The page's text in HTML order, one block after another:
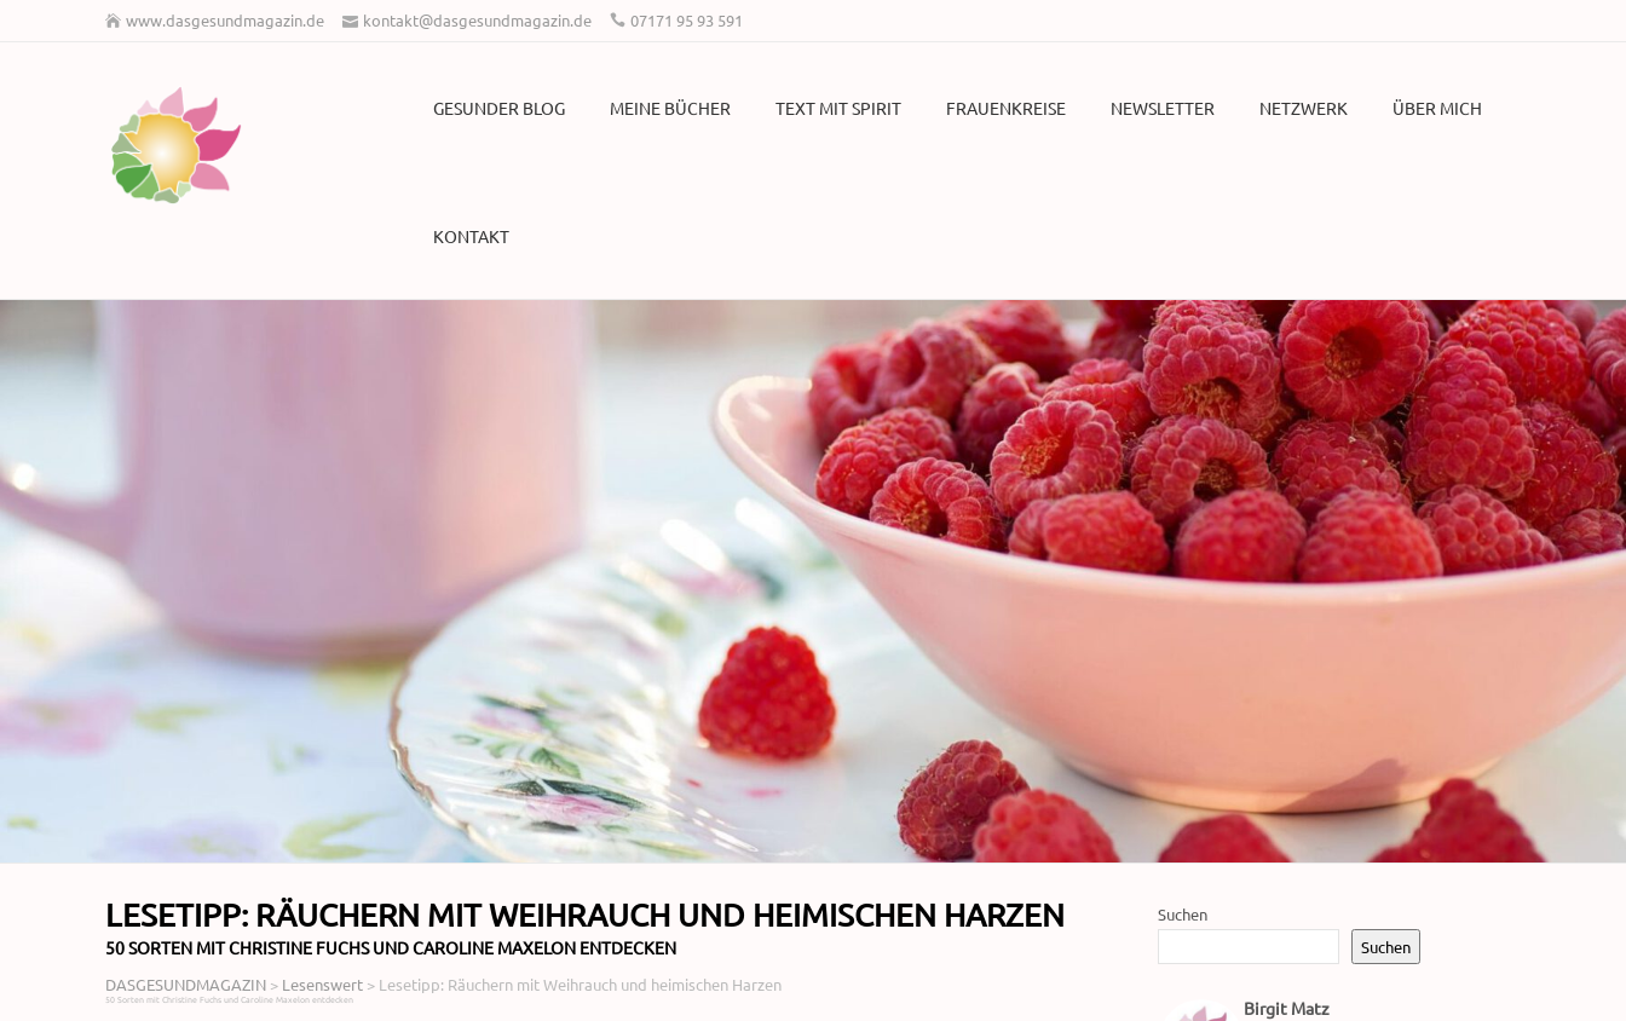
www.dasgesundmagazin.de kontakt@dasgesundmagazin.de 07171 95 93 591
GESUNDER BLOG MEINE BÜCHER TEXT MIT SPIRIT FRAUENKREISE NEWSLETTER NETZWERK ÜBER MICH
KONTAKT
LESETIPP: RÄUCHERN MIT WEIHRAUCH UND HEIMISCHEN HARZEN
50 SORTEN MIT CHRISTINE FUCHS UND CAROLINE MAXELON ENTDECKEN
DASGESUNDMAGAZIN > Lesenswert > Lesetipp: Räuchern mit Weihrauch und heimischen Harzen
50 Sorten mit Christine Fuchs und Caroline Maxelon entdecken
Suchen
Suchen
Birgit Matz